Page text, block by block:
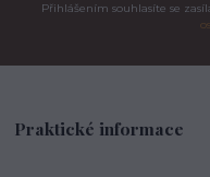
Přihlášením souhlasíte se
Praktické informace